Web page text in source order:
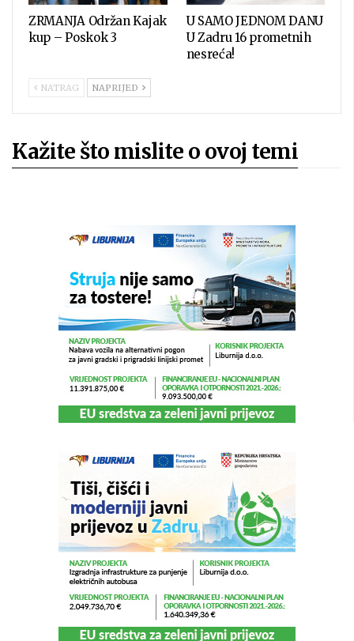
ZRMANJA Održan Kajak
kup – Poskok 3
U SAMO JEDNOM DANU
U Zadru 16 prometnih
nesreća!
NATRAG NAPRIJED
Kažite što mislite o ovoj temi